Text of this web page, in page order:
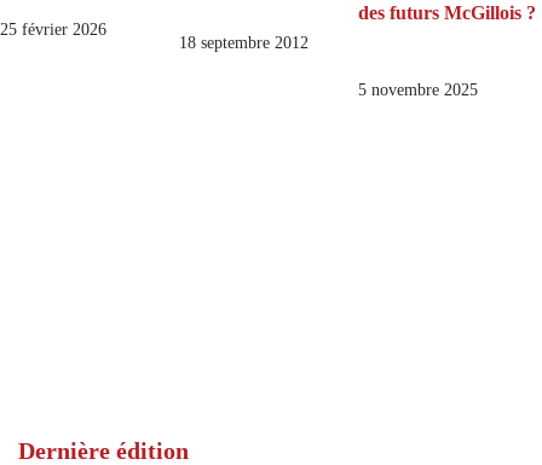
25 février 2026
18 septembre 2012
des futurs McGillois ?
5 novembre 2025
Dernière édition